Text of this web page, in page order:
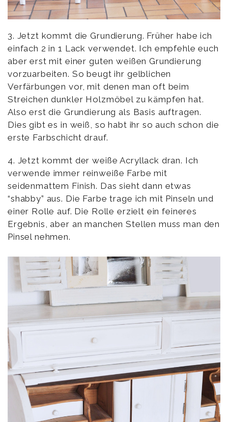
3. Jetzt kommt die Grundierung. Früher habe ich
einfach 2 in 1 Lack verwendet. Ich empfehle euch
aber erst mit einer guten weißen Grundierung
vorzuarbeiten. So beugt ihr gelblichen
Verfärbungen vor, mit denen man oft beim
Streichen dunkler Holzmöbel zu kämpfen hat.
Also erst die Grundierung als Basis auftragen.
Dies gibt es in weiß, so habt ihr so auch schon die
erste Farbschicht drauf.
4. Jetzt kommt der weiße Acryllack dran. Ich
verwende immer reinweiße Farbe mit
seidenmattem Finish. Das sieht dann etwas
“shabby” aus. Die Farbe trage ich mit Pinseln und
einer Rolle auf. Die Rolle erzielt ein feineres
Ergebnis, aber an manchen Stellen muss man den
Pinsel nehmen.